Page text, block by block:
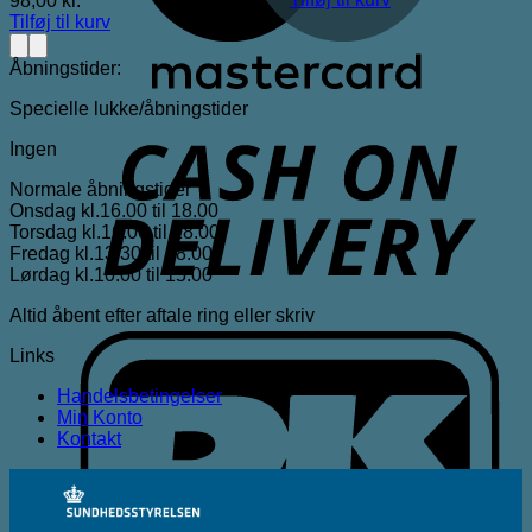
Tilføj til kurv
Åbningstider:
Specielle lukke/åbningstider
Ingen
Normale åbningstider
Onsdag kl.16.00 til 18.00
Torsdag kl.16.00 til 18.00
Fredag kl.13.30 til 18.00
Lørdag kl.10.00 til 15.00
Altid åbent efter aftale ring eller skriv
Links
Handelsbetingelser
Min Konto
Kontakt